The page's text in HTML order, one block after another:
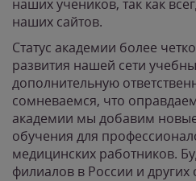
наших учеников, так как
наших сайтов.
Статус академии более
развития нашей сети
дополнительную
сомневаемся, что
академии мы добавим
обучения для
медицинских работников.
филиалов в России и других